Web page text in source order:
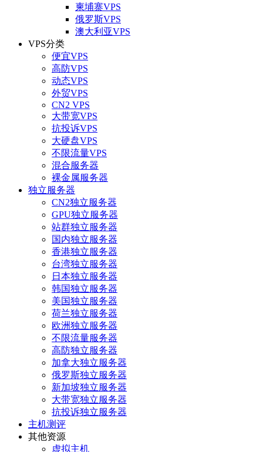
柬埔寨VPS
俄罗斯VPS
澳大利亚VPS
VPS分类
便宜VPS
高防VPS
动态VPS
外贸VPS
CN2 VPS
大带宽VPS
抗投诉VPS
大硬盘VPS
不限流量VPS
混合服务器
裸金属服务器
独立服务器
CN2独立服务器
GPU独立服务器
站群独立服务器
国内独立服务器
香港独立服务器
台湾独立服务器
日本独立服务器
韩国独立服务器
美国独立服务器
荷兰独立服务器
欧洲独立服务器
不限流量服务器
高防独立服务器
加拿大独立服务器
俄罗斯独立服务器
新加坡独立服务器
大带宽独立服务器
抗投诉独立服务器
主机测评
其他资源
虚拟主机